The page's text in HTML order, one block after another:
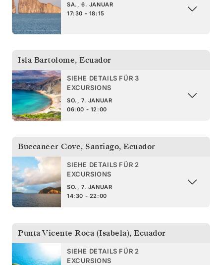
SA., 6. JANUAR
17:30 - 18:15
Isla Bartolome, Ecuador
SIEHE DETAILS FÜR 3
EXCURSIONS
SO., 7. JANUAR
06:00 - 12:00
Buccaneer Cove, Santiago, Ecuador
SIEHE DETAILS FÜR 2
EXCURSIONS
SO., 7. JANUAR
14:30 - 22:00
Punta Vicente Roca (Isabela), Ecuador
SIEHE DETAILS FÜR 2
EXCURSIONS